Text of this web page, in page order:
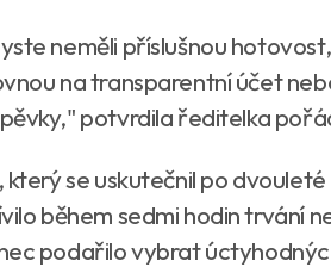
neměli příslušnou
na transparentní účet
potvrdila ředitelka
se uskutečnil po
během sedmi hodin trvání
podařilo vybrat